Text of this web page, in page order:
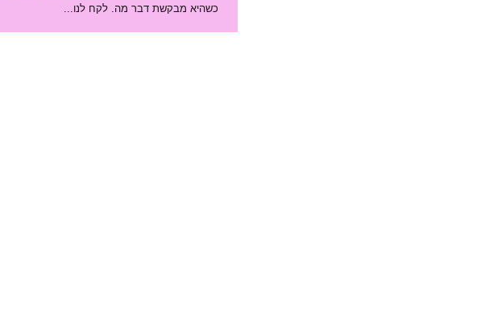
כשהיא מבקשת דבר מה. לקח לנו...